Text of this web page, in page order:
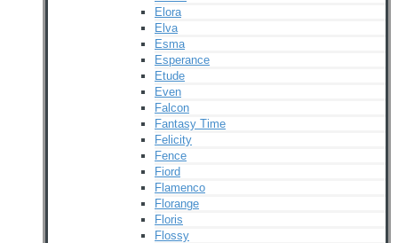
Elora
Elva
Esma
Esperance
Etude
Even
Falcon
Fantasy Time
Felicity
Fence
Fiord
Flamenco
Florange
Floris
Flossy